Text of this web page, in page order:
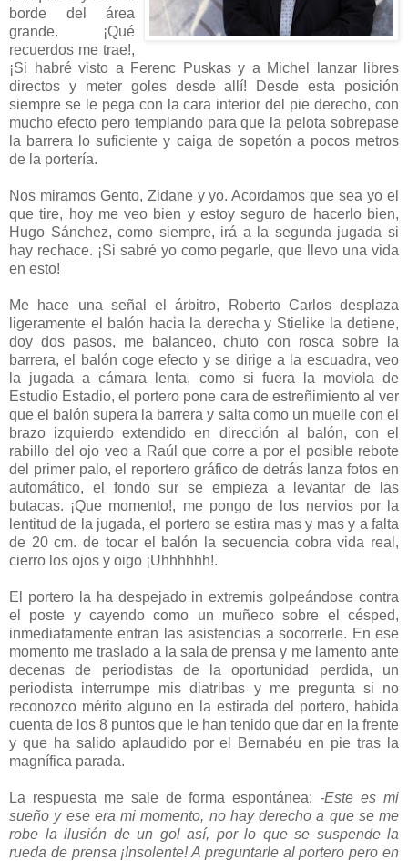
borde del área
grande. ¡Qué
recuerdos me trae!,
¡Si habré visto a Ferenc Puskas y a Michel lanzar libres
directos y meter goles desde allí! Desde esta posición
siempre se le pega con la cara interior del pie derecho, con
mucho efecto pero templando para que la pelota sobrepase
la barrera lo suficiente y caiga de sopetón a pocos metros
de la portería.
Nos miramos Gento, Zidane y yo. Acordamos que sea yo el
que tire, hoy me veo bien y estoy seguro de hacerlo bien,
Hugo Sánchez, como siempre, irá a la segunda jugada si
hay rechace. ¡Si sabré yo como pegarle, que llevo una vida
en esto!
Me hace una señal el árbitro, Roberto Carlos desplaza
ligeramente el balón hacia la derecha y Stielike la detiene,
doy dos pasos, me balanceo, chuto con rosca sobre la
barrera, el balón coge efecto y se dirige a la escuadra, veo
la jugada a cámara lenta, como si fuera la moviola de
Estudio Estadio, el portero pone cara de estreñimiento al ver
que el balón supera la barrera y salta como un muelle con el
brazo izquierdo extendido en dirección al balón, con el
rabillo del ojo veo a Raúl que corre a por el posible rebote
del primer palo, el reportero gráfico de detrás lanza fotos en
automático, el fondo sur se empieza a levantar de las
butacas. ¡Que momento!, me pongo de los nervios por la
lentitud de la jugada, el portero se estira mas y mas y a falta
de 20 cm. de tocar el balón la secuencia cobra vida real,
cierro los ojos y oigo ¡Uhhhhhh!.
El portero la ha despejado in extremis golpeándose contra
el poste y cayendo como un muñeco sobre el césped,
inmediatamente entran las asistencias a socorrerle. En ese
momento me traslado a la sala de prensa y me lamento ante
decenas de periodistas de la oportunidad perdida, un
periodista interrumpe mis diatribas y me pregunta si no
reconozco mérito alguno en la estirada del portero, habida
cuenta de los 8 puntos que le han tenido que dar en la frente
y que ha salido aplaudido por el Bernabéu en pie tras la
magnífica parada.
La respuesta me sale de forma espontánea: -Este es mi
sueño y ese era mi momento, no hay derecho a que se me
robe la ilusión de un gol así, por lo que se suspende la
rueda de prensa ¡Insolente! A preguntarle al portero pero en